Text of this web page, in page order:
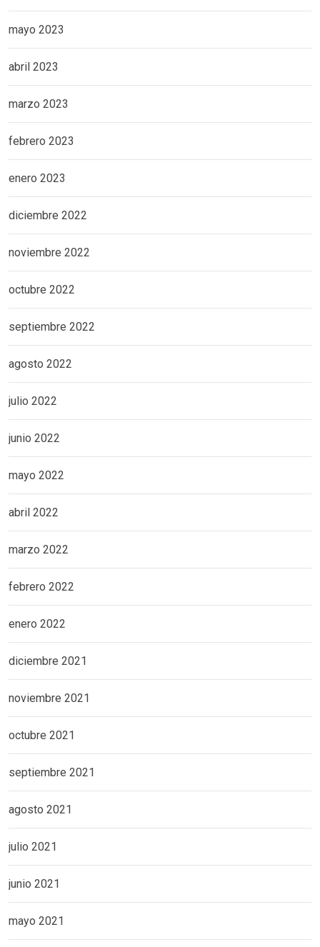
mayo 2023
abril 2023
marzo 2023
febrero 2023
enero 2023
diciembre 2022
noviembre 2022
octubre 2022
septiembre 2022
agosto 2022
julio 2022
junio 2022
mayo 2022
abril 2022
marzo 2022
febrero 2022
enero 2022
diciembre 2021
noviembre 2021
octubre 2021
septiembre 2021
agosto 2021
julio 2021
junio 2021
mayo 2021